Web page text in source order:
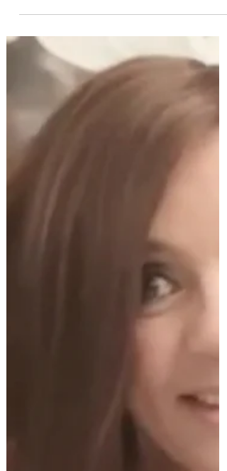
25 oct 2021
4 min de lectura
Alopecia femenina: tipos, causas y
cómo afrontarla